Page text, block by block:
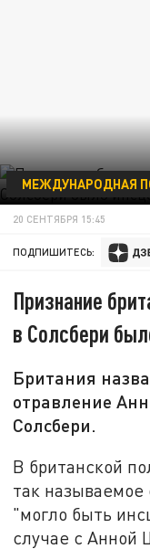
МЕЖДУНАРОДНАЯ
20 СЕНТЯБРЯ 15:45
ПОДПИШИТЕСЬ:
Признание
в Солсбери
Британия
отравление
Солсбери.
В британской
так называемое
"могло быть
случае с Анной